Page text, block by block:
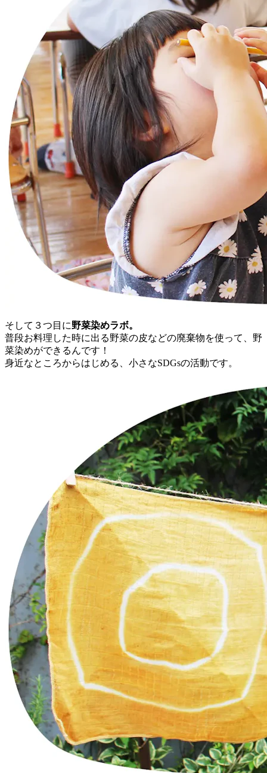
そして３つ目に野菜染めラボ。
普段お料理した時に出る野菜の皮などの廃棄物を使って、野
菜染めができるんです！
身近なところからはじめる、小さなSDGsの活動です。